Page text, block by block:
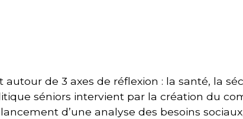
de 3 axes de réflexion : la santé, la
séniors intervient par la création du
d’une analyse des besoins